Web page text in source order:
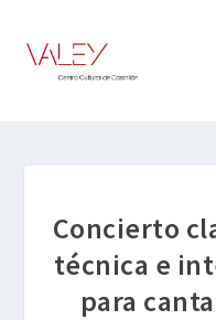
Concierto
técnica e
para